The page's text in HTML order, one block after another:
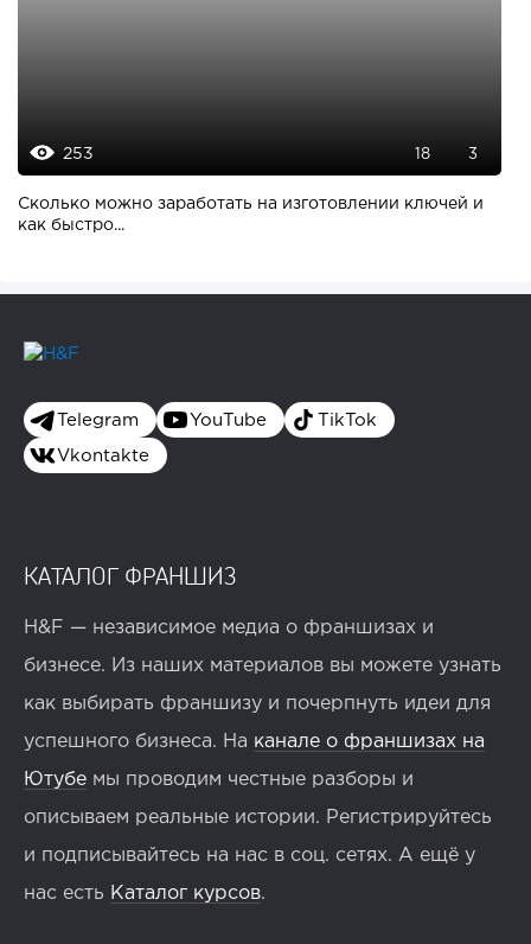
253 18 3
Сколько можно заработать на изготовлении ключей и
как быстро...
Telegram YouTube TikTok
Vkontakte
КАТАЛОГ ФРАНШИЗ
H&F — независимое медиа о франшизах и
бизнесе. Из наших материалов вы можете узнать
как выбирать франшизу и почерпнуть идеи для
успешного бизнеса. На канале о франшизах на
Ютубе мы проводим честные разборы и
описываем реальные истории. Регистрируйтесь
и подписывайтесь на нас в соц. сетях. А ещё у
нас есть Каталог курсов.